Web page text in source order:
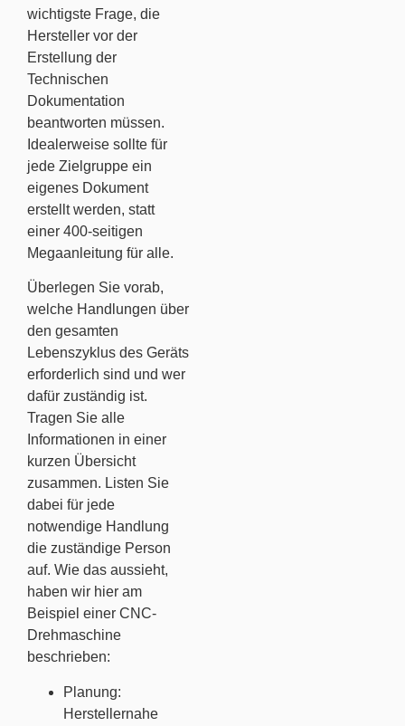
wichtigste Frage, die
Hersteller vor der
Erstellung der
Technischen
Dokumentation
beantworten müssen.
Idealerweise sollte für
jede Zielgruppe ein
eigenes Dokument
erstellt werden, statt
einer 400-seitigen
Megaanleitung für alle.
Überlegen Sie vorab,
welche Handlungen über
den gesamten
Lebenszyklus des Geräts
erforderlich sind und wer
dafür zuständig ist.
Tragen Sie alle
Informationen in einer
kurzen Übersicht
zusammen. Listen Sie
dabei für jede
notwendige Handlung
die zuständige Person
auf. Wie das aussieht,
haben wir hier am
Beispiel einer CNC-
Drehmaschine
beschrieben:
Planung:
Herstellernahe